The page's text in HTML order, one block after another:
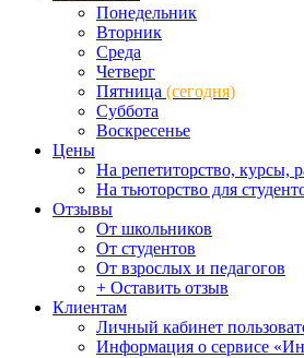
Понедельник
Вторник
Среда
Четверг
Пятница (сегодня)
Суббота
Воскресенье
Цены
На репетиторство, курсы,
На тьюторство для
Отзывы
От школьников
От студентов
От взрослых и педагогов
+ Оставить отзыв
Клиентам
Личный кабинет
Информация о сервисе